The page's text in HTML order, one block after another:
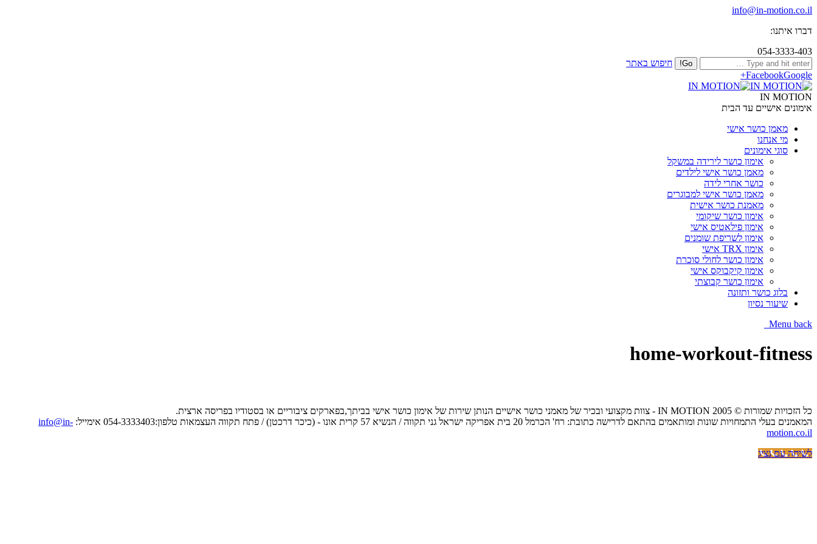
info@in-motion.co.il
דברו איתנו:
054-3333-403
חיפוש באתר
FacebookGoogle+
IN MOTION
אימונים אישיים עד הבית
מאמן כושר אישי
מי אנחנו
סוגי אימונים
אימון כושר לירידה במשקל
מאמן כושר אישי לילדים
כושר אחרי לידה
מאמן כושר אישי למבוגרים
מאמנת כושר אישית
אימון כושר שיקומי
אימון פילאטיס אישי
אימון לשריפת שומנים
אימון TRX אישי
אימון כושר לחולי סוכרת
אימון קיקבוקס אישי
אימון כושר קבוצתי
בלוג כושר ותזונה
שיעור נסיון
Menu back
home-workout-fitness
כל הזכויות שמורות © IN MOTION 2005 - צוות מקצועי ובכיר של מאמני כושר אישיים הנותן שירות של אימון כושר אישי בביתך,בפארקים ציבוריים או בסטודיו בפריסה ארצית.
המאמנים בעלי התמחויות שונות ומותאמים בהתאם לדרישה כתובת: רח' הכרמל 20 בית אפריקה ישראל גני תקווה / הנשיא 57 קרית אונו - (כיכר דרכטן) / פתח תקווה העצמאות טלפון:054-3333403 אימייל:
info@in-
motion.co.il
לשיחה עם נציג